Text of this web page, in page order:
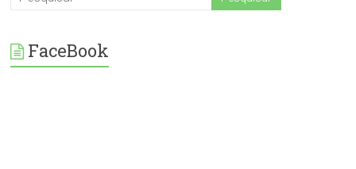
FaceBook